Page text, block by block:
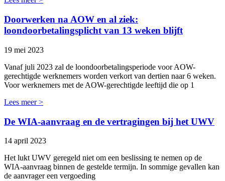
Doorwerken na AOW en al ziek:
loondoorbetalingsplicht van 13 weken blijft
19 mei 2023
Vanaf juli 2023 zal de loondoorbetalingsperiode voor AOW-
gerechtigde werknemers worden verkort van dertien naar 6 weken.
Voor werknemers met de AOW-gerechtigde leeftijd die op 1
Lees meer >
De WIA-aanvraag en de vertragingen bij het UWV
14 april 2023
Het lukt UWV geregeld niet om een beslissing te nemen op de
WIA-aanvraag binnen de gestelde termijn. In sommige gevallen kan
de aanvrager een vergoeding